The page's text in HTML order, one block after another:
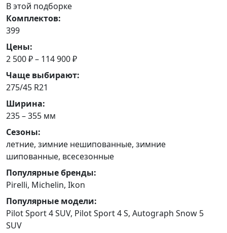
В этой подборке
Комплектов:
399
Цены:
2 500 ₽ – 114 900 ₽
Чаще выбирают:
275/45 R21
Ширина:
235 – 355 мм
Сезоны:
летние, зимние нешипованные, зимние
шипованные, всесезонные
Популярные бренды:
Pirelli, Michelin, Ikon
Популярные модели:
Pilot Sport 4 SUV, Pilot Sport 4 S, Autograph Snow 5
SUV